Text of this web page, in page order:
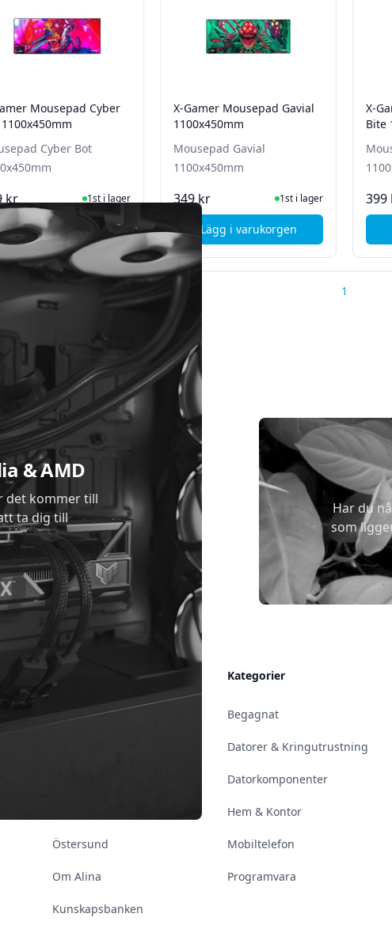
Mousepad Cyber
Cyber Bot
kr I Lager1st i lager
Lägg i varukorgen, X-Gamer Mousepad Cyber Bot 1100x450mm
X-Gamer Mousepad Gavial
1100x450mm
Mousepad Gavial
1100x450mm
349 kr I Lager1st i lager
Lägg i varukorgen, X-Gamer Mousepad
X-
Bite
399
1
& AMD
det kommer till
ta dig till
Har du
som
Kontakt & Öppettider
Östersund
Om Alina
Kunskapsbanken
Kategorier
Begagnat
Datorer & Kringutrustning
Datorkomponenter
Hem & Kontor
Mobiltelefon
Programvara